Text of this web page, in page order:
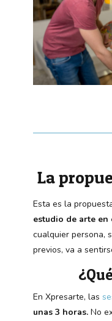
La
Esta es la
estudio de arte
cualquier persona,
previos, va a
En Xpresarte, las
unas 3 horas. No